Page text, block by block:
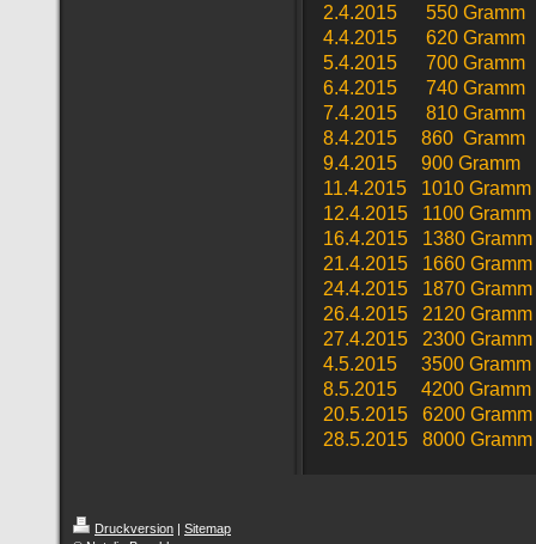
2.4.2015 550 Gramm
4.4.2015 620 Gramm
5.4.2015 700 Gramm
6.4.2015 740 Gramm
7.4.2015 810 Gramm
8.4.2015 860 Gramm
9.4.2015 900 Gramm
11.4.2015 1010 Gramm
12.4.2015 1100 Gramm
16.4.2015 1380 Gramm
21.4.2015 1660 Gramm
24.4.2015 1870 Gramm
26.4.2015 2120 Gramm
27.4.2015 2300 Gramm
4.5.2015 3500 Gramm
8.5.2015 4200 Gramm
20.5.2015 6200 Gramm
28.5.2015 8000 Gramm
Druckversion | Sitemap